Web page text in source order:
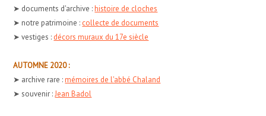
➤ documents d'archive :histoire de cloches
➤ notre patrimoine : collecte de documents
➤ vestiges : décors muraux du 17e siècle
AUTOMNE 2020 :
➤ archive rare :mémoires de l'abbé Chaland
➤ souvenir :Jean Badol